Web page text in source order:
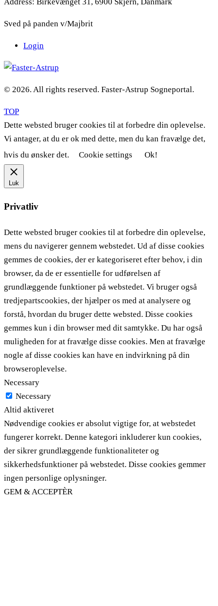
Sved på panden v/Majbrit
Login
© 2026. All rights reserved. Faster-Astrup Sogneportal.
TOP
Dette websted bruger cookies til at forbedre din oplevelse.
Vi antager, at du er ok med dette, men du kan fravælge det,
hvis du ønsker det.
Cookie settings Ok!
Luk
Privatliv
Dette websted bruger cookies til at forbedre din oplevelse,
mens du navigerer gennem webstedet. Ud af disse cookies
gemmes de cookies, der er kategoriseret efter behov, i din
browser, da de er essentielle for udførelsen af ​​
grundlæggende funktioner på webstedet. Vi bruger også
tredjepartscookies, der hjælper os med at analysere og
forstå, hvordan du bruger dette websted. Disse cookies
gemmes kun i din browser med dit samtykke. Du har også
muligheden for at fravælge disse cookies. Men at fravælge
nogle af disse cookies kan have en indvirkning på din
browseroplevelse.
Necessary
Necessary
Altid aktiveret
Nødvendige cookies er absolut vigtige for, at webstedet
fungerer korrekt. Denne kategori inkluderer kun cookies,
der sikrer grundlæggende funktionaliteter og
sikkerhedsfunktioner på webstedet. Disse cookies gemmer
ingen personlige oplysninger.
GEM & ACCEPTÈR